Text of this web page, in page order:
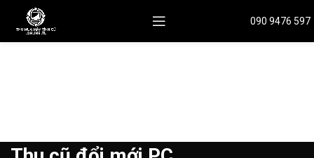
090 9476 597